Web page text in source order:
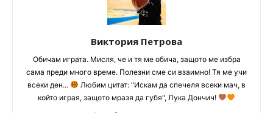
Виктория Петрова
Обичам играта. Мисля, че и тя ме обича, защото ме избра
сама преди много време. Полезни сме си взаимно! Тя ме учи
всеки ден...
Любим цитат: "Искам да спечеля всеки мач, в
който играя, защото мразя да губя", Лука Дончич!